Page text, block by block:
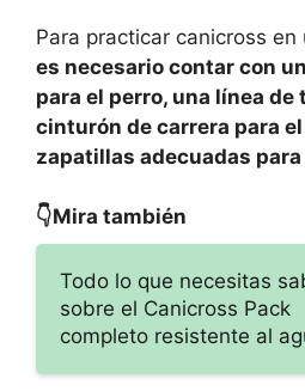
Para practicar canicross
es necesario contar con
para el perro, una línea de
cinturón de carrera para
zapatillas adecuadas
👇Mira también
Todo lo que necesitas
sobre el Canicross Pack
completo resistente al